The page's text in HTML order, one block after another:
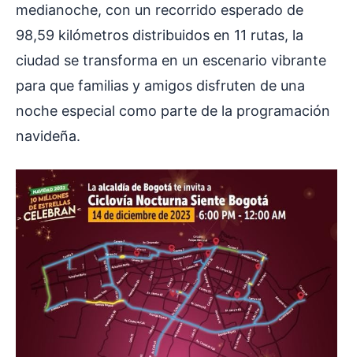
medianoche, con un recorrido esperado de
98,59 kilómetros distribuidos en 11 rutas, la
ciudad se transforma en un escenario vibrante
para que familias y amigos disfruten de una
noche especial como parte de la programación
navideña.